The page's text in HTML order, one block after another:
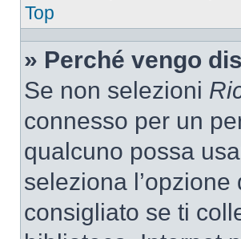
Top
» Perché vengo
Se non selezioni
connesso per un
qualcuno possa
seleziona
consigliato se ti